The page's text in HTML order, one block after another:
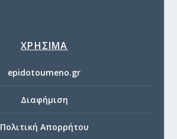
ΧΡΗΣΙΜΑ
epidotoumeno.gr
Διαφήμιση
Πολιτική Απορρήτου